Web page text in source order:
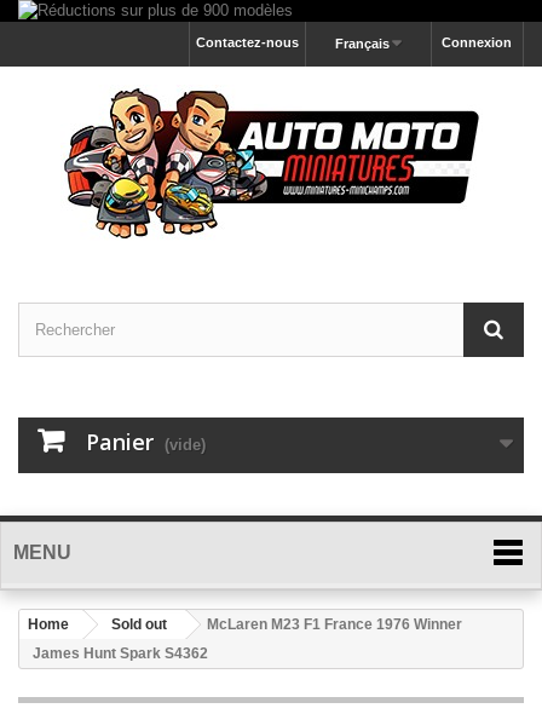
Connexion
Français
Contactez-nous
Panier (vide)
MENU
Home Sold out
McLaren M23 F1 France 1976 Winner
James Hunt Spark S4362